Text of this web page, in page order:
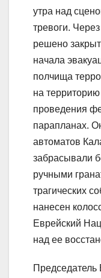
утра над
тревоги.
решено
начала
полчища
на
проведения
парапланах.
автоматов
забрасывали
ручными
трагических
нанесен
Еврейский
над ее
Председатель